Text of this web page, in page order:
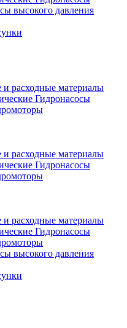
высокого давления
расходные материалы
Гидронасосы
расходные материалы
Гидронасосы
расходные материалы
Гидронасосы
высокого давления